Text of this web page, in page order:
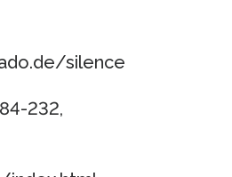
silence
232,